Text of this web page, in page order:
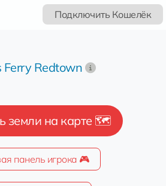
Подключить Кошелёк
Ferry Redtown
земли на карте 🗺️
панель игрока 🎮